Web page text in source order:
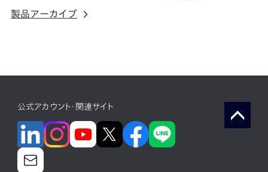
製品アーカイブ
公式アカウント・関連サイト